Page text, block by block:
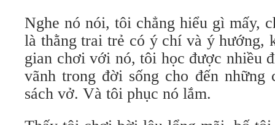
Nghe nó nói, tôi chẳng hiểu gì mấy,
là thằng trai trẻ có ý chí và ý hướng,
gian chơi với nó, tôi học được nhiều
vãnh trong đời sống cho đến những
sách vở. Và tôi phục nó lắm.